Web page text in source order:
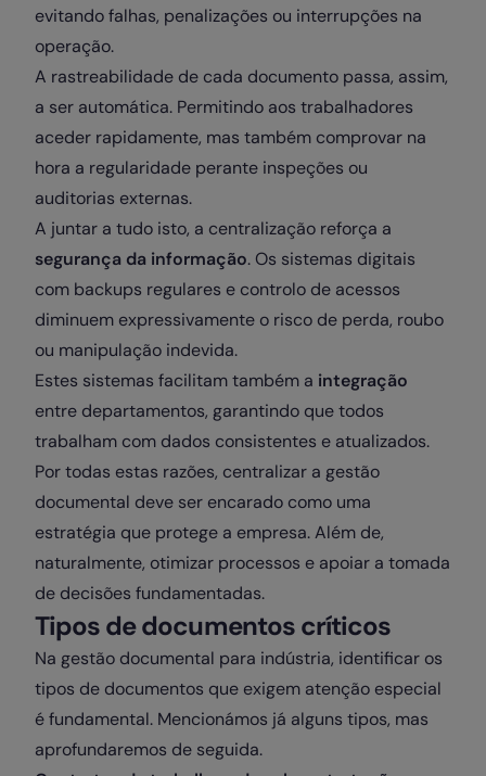
evitando falhas, penalizações ou interrupções na
operação.
A rastreabilidade de cada documento passa, assim,
a ser automática. Permitindo aos trabalhadores
aceder rapidamente, mas também comprovar na
hora a regularidade perante inspeções ou
auditorias externas.
A juntar a tudo isto, a centralização reforça a
segurança da informação. Os sistemas digitais
com backups regulares e controlo de acessos
diminuem expressivamente o risco de perda, roubo
ou manipulação indevida.
Estes sistemas facilitam também a integração
entre departamentos, garantindo que todos
trabalham com dados consistentes e atualizados.
Por todas estas razões, centralizar a gestão
documental deve ser encarado como uma
estratégia que protege a empresa. Além de,
naturalmente, otimizar processos e apoiar a tomada
de decisões fundamentadas.
Tipos de documentos críticos
Na gestão documental para indústria, identificar os
tipos de documentos que exigem atenção especial
é fundamental. Mencionámos já alguns tipos, mas
aprofundaremos de seguida.